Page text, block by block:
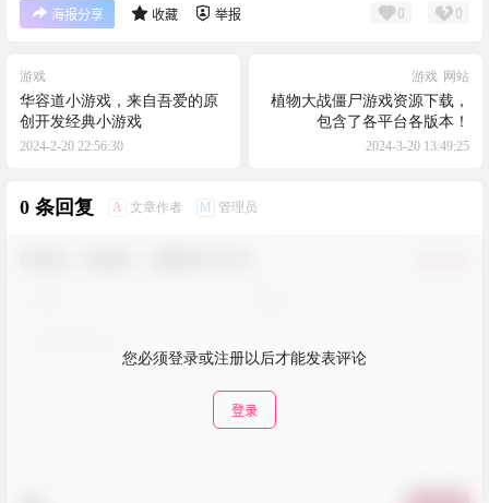
海报分享 收藏 举报 0 0
游戏
华容道小游戏，来自吾爱的原
创开发经典小游戏
2024-2-20 22:56:30
游戏 网站
植物大战僵尸游戏资源下载，
包含了各平台各版本！
2024-3-20 13:49:25
0 条回复 A 文章作者 M 管理员
您必须登录或注册以后才能发表评论
登录